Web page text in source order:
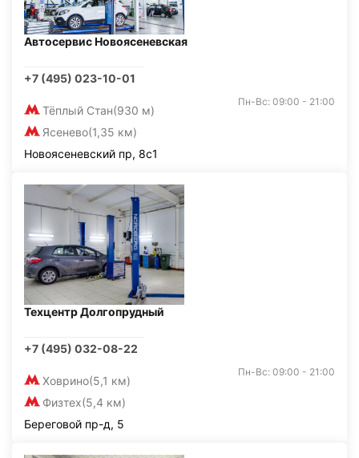
Автосервис Новоясеневская
+7 (495) 023-10-01
Тёплый Стан(930 м)
Ясенево(1,35 км)
Пн-Вс: 09:00 - 21:00
Новоясеневский пр, 8с1
Техцентр Долгопрудный
+7 (495) 032-08-22
Ховрино(5,1 км)
Физтех(5,4 км)
Пн-Вс: 09:00 - 21:00
Береговой пр-д, 5